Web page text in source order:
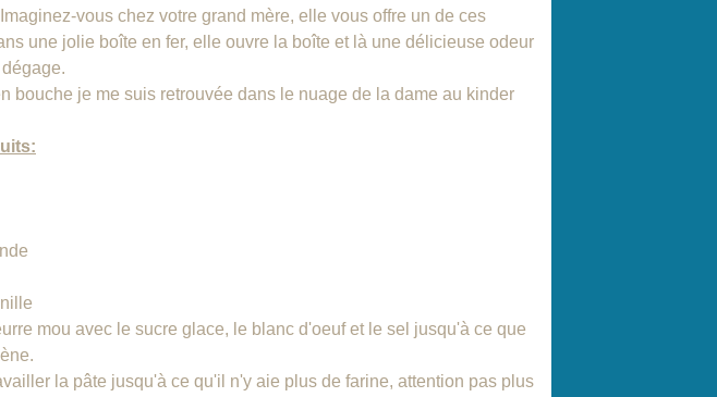
vous chez votre grand mère, elle vous offre un de ces
une jolie boîte en fer, elle ouvre la boîte et là une délicieuse odeur
bouche je me suis retrouvée dans le nuage de la dame au kinder
mou avec le sucre glace, le blanc d'oeuf et le sel jusqu'à ce que
la pâte jusqu'à ce qu'il n'y aie plus de farine, attention pas plus